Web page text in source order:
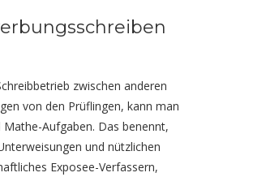
zwischen anderen
von den Prüflingen, kann man
Aufgaben. Das benennt,
und nützlichen
Exposee-Verfassern,